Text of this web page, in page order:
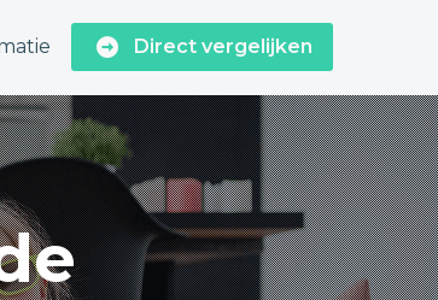
Direct vergelijken